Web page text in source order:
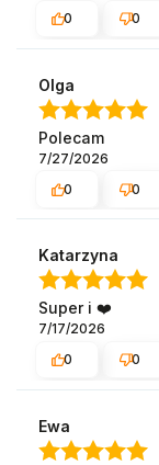
0
0
Olga
Polecam
7/27/2026
0
0
Katarzyna
Super i ❤️
7/17/2026
0
0
Ewa